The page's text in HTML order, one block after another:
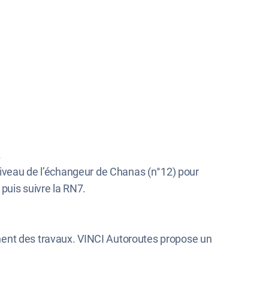
de l’échangeur de Chanas (n°12) pour
suivre la RN7.
des travaux. VINCI Autoroutes propose un